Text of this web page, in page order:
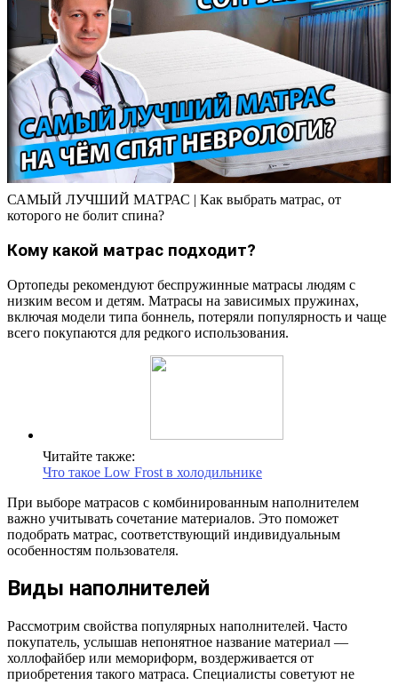
САМЫЙ ЛУЧШИЙ МАТРАС | Как выбрать матрас, от
которого не болит спина?
Кому какой матрас подходит?
Ортопеды рекомендуют беспружинные матрасы людям с
низким весом и детям. Матрасы на зависимых пружинах,
включая модели типа боннель, потеряли популярность и чаще
всего покупаются для редкого использования.
Читайте также:
Что такое Low Frost в холодильнике
При выборе матрасов с комбинированным наполнителем
важно учитывать сочетание материалов. Это поможет
подобрать матрас, соответствующий индивидуальным
особенностям пользователя.
Виды наполнителей
Рассмотрим свойства популярных наполнителей. Часто
покупатель, услышав непонятное название материал —
холлофайбер или мемориформ, воздерживается от
приобретения такого матраса. Специалисты советуют не